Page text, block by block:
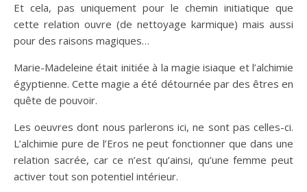
Et cela, pas uniquement pour le chemin initiatique que
cette relation ouvre (de nettoyage karmique) mais aussi
pour des raisons magiques…
Marie-Madeleine était initiée à la magie isiaque et l’alchimie
égyptienne. Cette magie a été détournée par des êtres en
quête de pouvoir.
Les oeuvres dont nous parlerons ici, ne sont pas celles-ci.
L’alchimie pure de l’Eros ne peut fonctionner que dans une
relation sacrée, car ce n’est qu’ainsi, qu’une femme peut
activer tout son potentiel intérieur.